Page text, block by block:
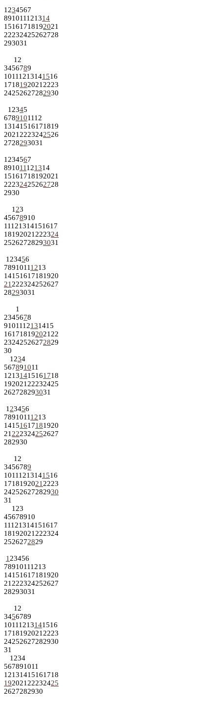
1 234567
891011121314
15161718192021
22232425262728
293031
1 2
3456789
10111213141516
1718192021 2223
24252627282930
1 2345
6789101112
13141516171819
2021 2223242526
2728293031
1 234567
891011121314
15161718192021
22232425262728
2930
1 23
45678910
11121314151617
18192021 222324
25262728293031
1 23456
78910111213
14151617181920
21 222324252627
28293031
1
2345678
9101112131415
161718192021 22
23242526272829
30
1 234
567891011
12131415161718
192021 22232425
262728293031
1 23456
78910111213
14151617181920
21 222324252627
282930
1 2
3456789
10111213141516
1718192021 2223
24252627282930
31
1 23
45678910
11121314151617
18192021 222324
2526272829
1 23456
78910111213
14151617181920
21 222324252627
28293031
1 2
3456789
10111213141516
1718192021 2223
24252627282930
31
1 234
567891011
12131415161718
192021 22232425
2627282930